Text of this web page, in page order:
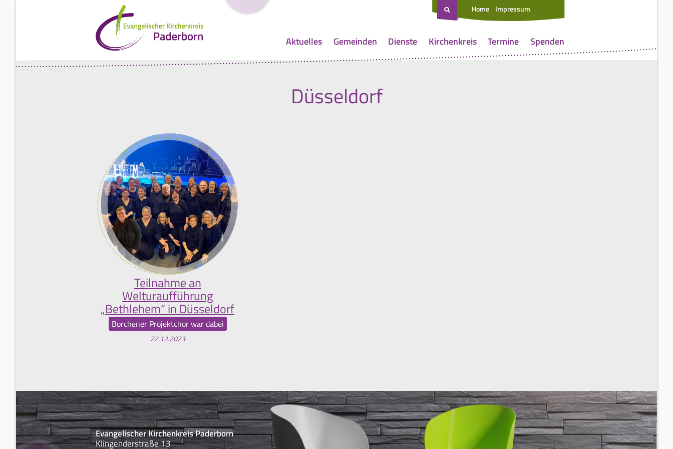
Home Impressum
Aktuelles Gemeinden Dienste Kirchenkreis Termine Spenden
Düsseldorf
Teilnahme an
Welturaufführung
„Bethlehem“ in Düsseldorf
Borchener Projektchor war dabei
22.12.2023
Evangelischer Kirchenkreis Paderborn
Klingenderstraße 13